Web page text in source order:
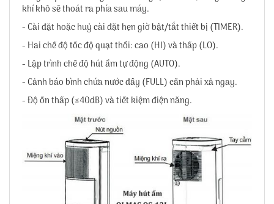
khí khô sẽ thoát ra phía sau máy.
- Cài đặt hoặc huỷ cài đặt hẹn giờ bật/tắt thiết bị (TIMER).
- Hai chế độ tốc độ quạt thổi: cao (HI) và thấp (LO).
- Lập trình chế độ hút ẩm tự động (AUTO).
- Cảnh báo bình chứa nước đầy (FULL) cần phải xả ngay.
- Độ ồn thấp (≤40dB) và tiết kiệm điện năng.